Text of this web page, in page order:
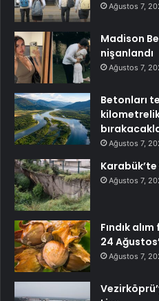
Ağustos 7,
Madison
nişanlandı
Ağustos 7,
Betonları
Ağustos 7,
Ağustos 7,
Fındık
24
Ağustos 7,